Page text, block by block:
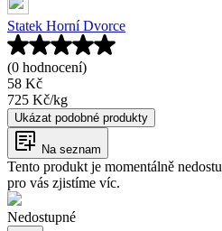
Statek Horní Dvorce
(0 hodnocení)
58 Kč
725 Kč/kg
Ukázat podobné produkty
Na seznam
Tento produkt je momentálně
pro vás zjistíme víc.
Nedostupné